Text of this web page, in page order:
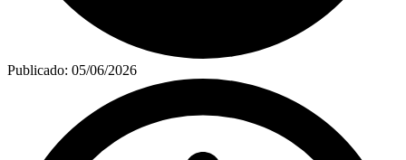
Publicado: 05/06/2026